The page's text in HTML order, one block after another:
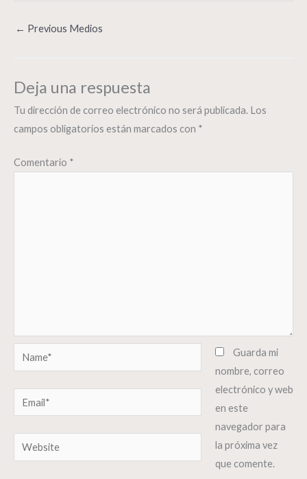
← Previous Medios
Deja una respuesta
Tu dirección de correo electrónico no será publicada. Los
campos obligatorios están marcados con *
Comentario *
Name*
Email*
Website
Guarda mi
nombre, correo
electrónico y web
en este
navegador para
la próxima vez
que comente.